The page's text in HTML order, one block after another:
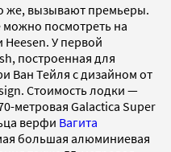
же, вызывают премьеры.
посмотреть на
У первой
построенная для
Ван Тейля с дизайном от
Стоимость лодки —
метровая Galactica Super
верфи Вагита
большая алюминиевая